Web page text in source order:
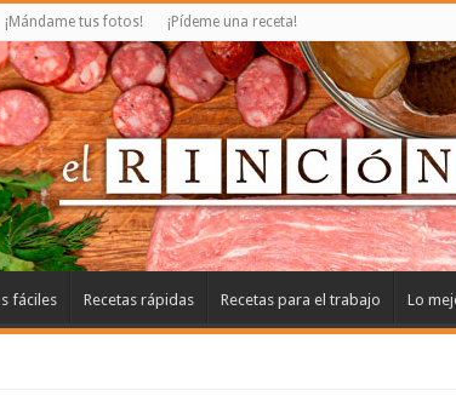
¡Mándame tus fotos! ¡Pídeme una receta!
fáciles Recetas rápidas Recetas para el trabajo Lo